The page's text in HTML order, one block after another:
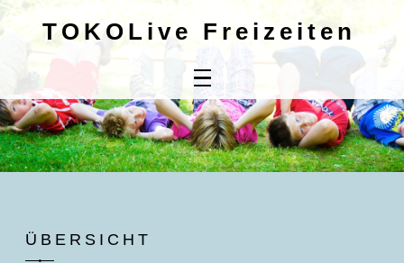
Home
Buchung
Kontaktdaten
TOKOLive Freizeiten
ÜBERSICHT